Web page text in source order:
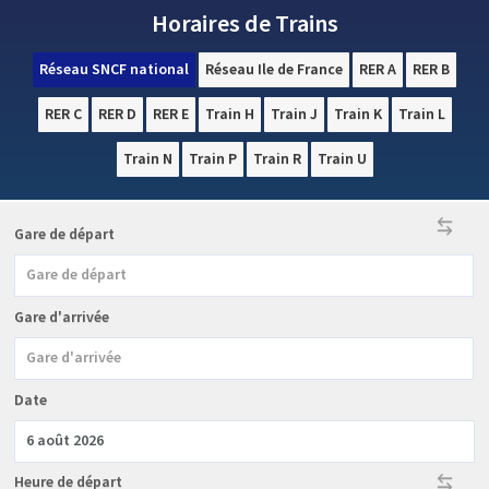
Horaires de Trains
Réseau SNCF national Réseau Ile de France RER A RER B
RER C RER D RER E Train H Train J Train K Train L
Train N Train P Train R Train U
Gare de départ
←
→
Gare d'arrivée
Date
Heure de départ ←